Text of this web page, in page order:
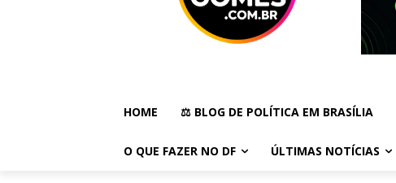
HOME ⚖️ BLOG DE POLÍTICA EM BRASÍLIA
O QUE FAZER NO DF ÚLTIMAS NOTÍCIAS